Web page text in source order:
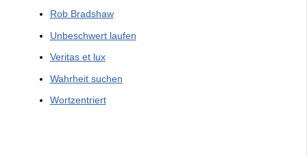
Rob Bradshaw
Unbeschwert laufen
Veritas et lux
Wahrheit suchen
Wortzentriert